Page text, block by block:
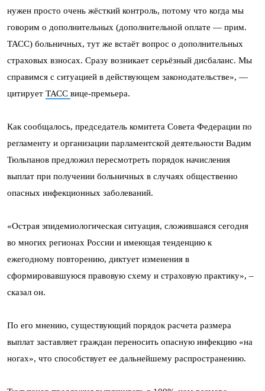
нужен просто очень жёсткий контроль, потому что когда мы
говорим о дополнительных (дополнительной оплате — прим.
ТАСС) больничных, тут же встаёт вопрос о дополнительных
страховых взносах. Сразу возникает серьёзный дисбаланс. Мы
справимся с ситуацией в действующем законодательстве», —
цитирует ТАСС вице-премьера.
Как сообщалось, председатель комитета Совета Федерации по
регламенту и организации парламентской деятельности Вадим
Тюльпанов предложил пересмотреть порядок начисления
выплат при получении больничных в случаях общественно
опасных инфекционных заболеваний.
«Острая эпидемиологическая ситуация, сложившаяся сегодня
во многих регионах России и имеющая тенденцию к
ежегодному повторению, диктует изменения в
сформировавшуюся правовую схему и страховую практику», –
сказал он.
По его мнению, существующий порядок расчета размера
выплат заставляет граждан переносить опасную инфекцию «на
ногах», что способствует ее дальнейшему распространению.